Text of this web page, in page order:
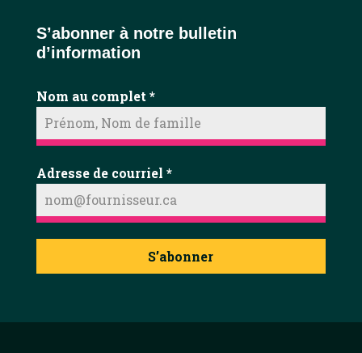
S’abonner à notre bulletin
d’information
Nom au complet*
Adresse de courriel *
S’abonner